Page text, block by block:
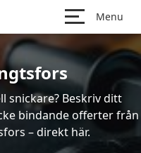
Menu
snickare? Beskriv ditt
bindande offerter från
– direkt här.